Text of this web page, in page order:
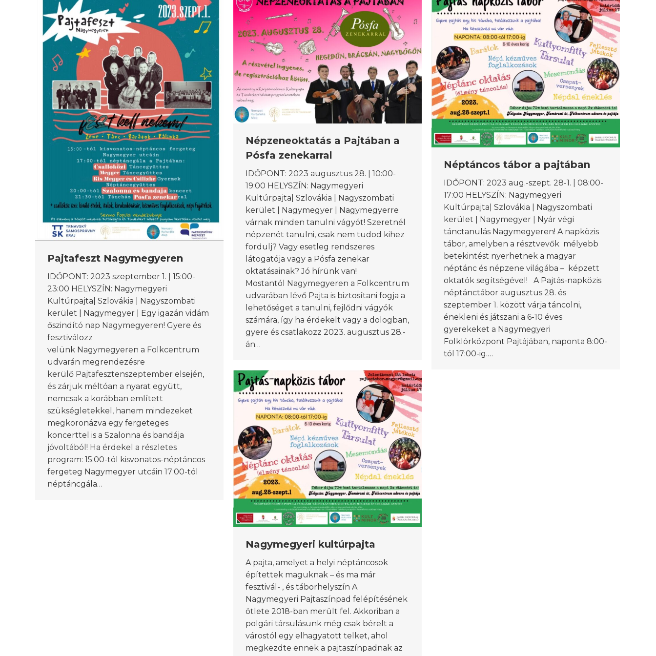
Pajtafeszt Nagymegyeren
IDŐPONT: 2023 szeptember 1. | 15:00-
23:00 HELYSZÍN: Nagymegyeri
Kultúrpajta| Szlovákia | Nagyszombati
kerület | Nagymegyer | Egy igazán vidám
őszindító nap Nagymegyeren! Gyere és
fesztiválozz
velünk Nagymegyeren a Folkcentrum
udvarán megrendezésre
kerülő Pajtafesztenszeptember elsején,
és zárjuk méltóan a nyarat együtt,
nemcsak a korábban említett
szükségletekkel, hanem mindezeket
megkoronázva egy fergeteges
koncerttel is a Szalonna és bandája
jóvoltából! Ha érdekel a részletes
program: 15:00-tól kisvonatos-néptáncos
fergeteg Nagymegyer utcáin 17:00-tól
néptáncgála…
Népzeneoktatás a Pajtában a
Pósfa zenekarral
IDŐPONT: 2023 augusztus 28. | 10:00-
19:00 HELYSZÍN: Nagymegyeri
Kultúrpajta| Szlovákia | Nagyszombati
kerület | Nagymegyer | Nagymegyerre
várnak minden tanulni vágyót! Szeretnél
népzenét tanulni, csak nem tudod kihez
fordulj? Vagy esetleg rendszeres
látogatója vagy a Pósfa zenekar
oktatásainak? Jó hírünk van!
Mostantól Nagymegyeren a Folkcentrum
udvarában lévő Pajta is biztosítani fogja a
lehetőséget a tanulni, fejlődni vágyók
számára, így ha érdekelt vagy a dologban,
gyere és csatlakozz 2023. augusztus 28.-
án…
Néptáncos tábor a pajtában
IDŐPONT: 2023 aug.-szept. 28-1. | 08:00-
17:00 HELYSZÍN: Nagymegyeri
Kultúrpajta| Szlovákia | Nagyszombati
kerület | Nagymegyer | Nyár végi
tánctanulás Nagymegyeren! A napközis
tábor, amelyben a résztvevők mélyebb
betekintést nyerhetnek a magyar
néptánc és népzene világába – képzett
oktatók segítségével! A Pajtás-napközis
néptánctábor augusztus 28. és
szeptember 1. között várja táncolni,
énekleni és játszani a 6-10 éves
gyerekeket a Nagymegyeri
Folklórközpont Pajtájában, naponta 8:00-
tól 17:00-ig.…
Nagymegyeri kultúrpajta
A pajta, amelyet a helyi néptáncosok
építettek maguknak – és ma már
fesztivál- , és táborhelyszín A
Nagymegyeri Pajtaszínpad felépítésének
ötlete 2018-ban merült fel. Akkoriban a
polgári társulásunk még csak bérelt a
várostól egy elhagyatott telket, ahol
megkezdte ennek a pajtaszínpadnak az